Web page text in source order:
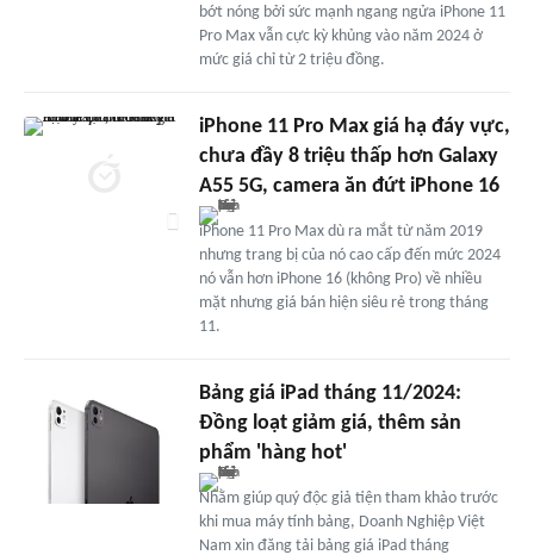
bớt nóng bởi sức mạnh ngang ngửa iPhone 11
Pro Max vẫn cực kỳ khủng vào năm 2024 ở
mức giá chỉ từ 2 triệu đồng.
iPhone 11 Pro Max giá hạ đáy vực,
chưa đầy 8 triệu thấp hơn Galaxy
A55 5G, camera ăn đứt iPhone 16
iPhone 11 Pro Max dù ra mắt từ năm 2019
nhưng trang bị của nó cao cấp đến mức 2024
nó vẫn hơn iPhone 16 (không Pro) về nhiều
mặt nhưng giá bán hiện siêu rẻ trong tháng
11.
Bảng giá iPad tháng 11/2024:
Đồng loạt giảm giá, thêm sản
phẩm 'hàng hot'
Nhằm giúp quý độc giả tiện tham khảo trước
khi mua máy tính bảng, Doanh Nghiệp Việt
Nam xin đăng tải bảng giá iPad tháng